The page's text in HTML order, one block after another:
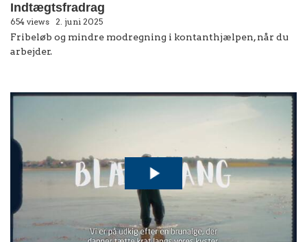
Indtægtsfradrag
654 views 2. juni 2025
Fribeløb og mindre modregning i kontanthjælpen, når du
arbejder.